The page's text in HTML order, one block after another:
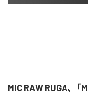
MIC RAW RUGA、「